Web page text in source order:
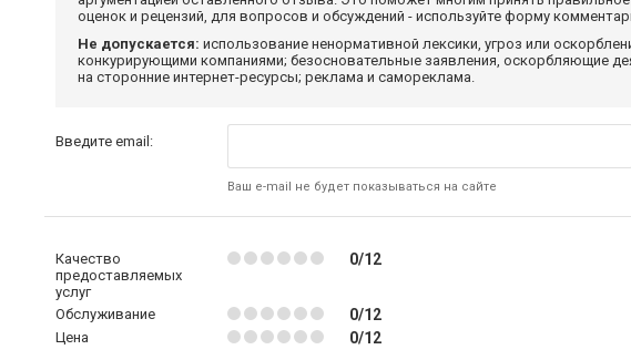
оценок и рецензий, для вопросов и обсуждений - используйте форму
Не допускается: использование ненормативной лексики, угроз или
конкурирующими компаниями; безосновательные заявления, оскорбляющие
на сторонние интернет-ресурсы; реклама и самореклама.
Введите email:
Ваш e-mail не будет показываться на сайте
Качество
предоставляемых
услуг
0/12
Обслуживание 0/12
Цена 0/12